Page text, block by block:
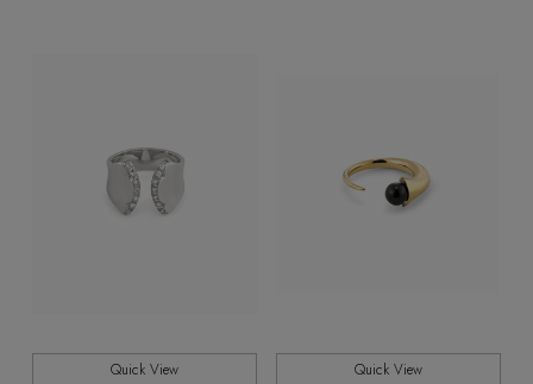
Stay in the Loop
Quick View Quick View